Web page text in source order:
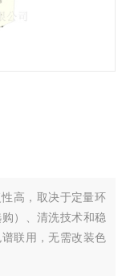
高，取决于定量环
）、清洗技术和稳
联用，无需改装色